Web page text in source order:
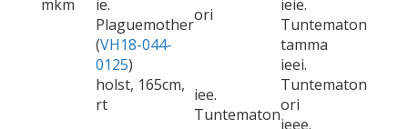
mkm
ie.
Plaguemother
(VH18-044-
0125)
holst, 165cm,
rt
ori
ieie.
Tuntematon
tamma
iee.
Tuntematon
ieei.
Tuntematon
ori
ieee.